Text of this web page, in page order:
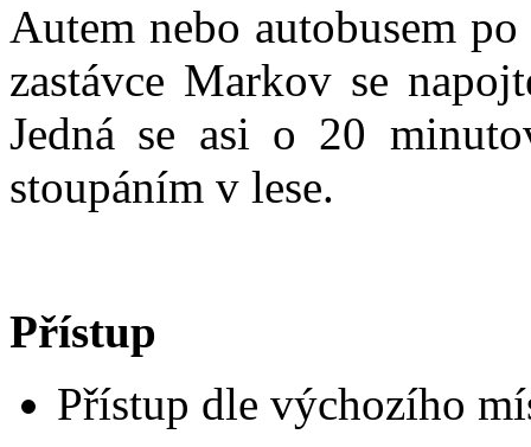
Autem nebo autobusem
zastávce Markov se
Jedná se asi o 20
stoupáním v lese.
Přístup
Přístup dle výchozího